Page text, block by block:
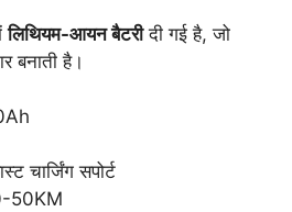
लिथियम-आयन बैटरीदी गई है, जो
बनाती है।
चार्जिंग सपोर्ट
50KM